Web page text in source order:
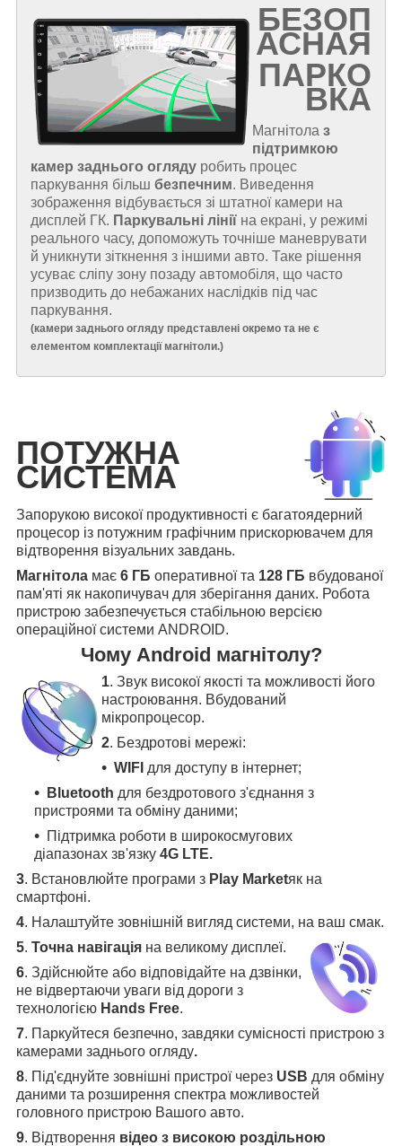
БЕЗОП
АСНАЯ
ПАРКО
ВКА
Магнітола з
підтримкою
камер заднього огляду робить процес
паркування більш безпечним. Виведення
зображення відбувається зі штатної камери на
дисплей ГК. Паркувальні лінії на екрані, у режимі
реального часу, допоможуть точніше маневрувати
й уникнути зіткнення з іншими авто. Таке рішення
усуває сліпу зону позаду автомобіля, що часто
призводить до небажаних наслідків під час
паркування.
(камери заднього огляду представлені окремо та не є
елементом комплектації магнітоли.)
ПОТУЖНА
СИСТЕМА
Запорукою високої продуктивності є багатоядерний
процесор із потужним графічним прискорювачем для
відтворення візуальних завдань.
Магнітола має 6 ГБ оперативної та 128 ГБ вбудованої
пам'яті як накопичувач для зберігання даних. Робота
пристрою забезпечується стабільною версією
операційної системи ANDROID.
Чому Android магнітолу?
1. Звук високої якості та можливості його
настроювання. Вбудований
мікропроцесор.
2. Бездротові мережі:
WIFI для доступу в інтернет;
Bluetooth для бездротового з'єднання з
пристроями та обміну даними;
Підтримка роботи в широкосмугових
діапазонах зв'язку 4G LTE.
3. Встановлюйте програми з Play Marketяк на
смартфоні.
4. Налаштуйте зовнішній вигляд системи, на ваш смак.
5. Точна навігація на великому дисплеї.
6. Здійснюйте або відповідайте на дзвінки,
не відвертаючи уваги від дороги з
технологією Hands Free.
7. Паркуйтеся безпечно, завдяки сумісності пристрою з
камерами заднього огляду.
8. Під'єднуйте зовнішні пристрої через USB для обміну
даними та розширення спектра можливостей
головного пристрою Вашого авто.
9. Відтворення відео з високою роздільною